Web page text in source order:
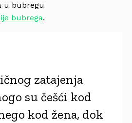
u bubregu
bubrega.
zatajenja
su češći kod
kod žena, dok